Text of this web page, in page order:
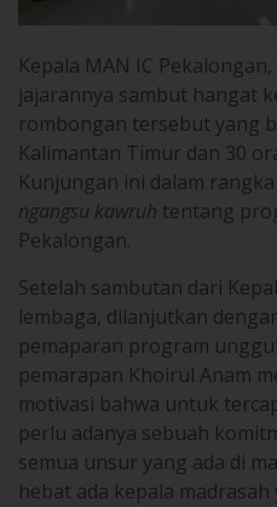
Kepala MAN IC
jajarannya sambut hangat
rombongan tersebut yang
Kalimantan Timur dan 30
Kunjungan ini dalam
ngangsu kawruh tentang
Pekalongan.
Setelah sambutan dari
lembaga, dilanjutkan
pemaparan program
pemarapan Khoirul Anam
motivasi bahwa untuk
perlu adanya sebuah
semua unsur yang ada di
hebat ada kepala